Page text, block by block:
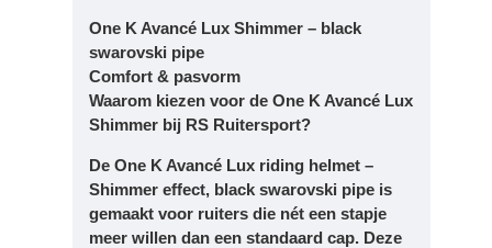
One K Avancé Lux Shimmer – black
swarovski pipe
Comfort & pasvorm
Waarom kiezen voor de One K Avancé Lux
Shimmer bij RS Ruitersport?
De One K Avancé Lux riding helmet –
Shimmer effect, black swarovski pipe is
gemaakt voor ruiters die nét een stapje
meer willen dan een standaard cap. Deze